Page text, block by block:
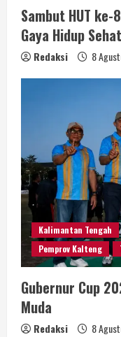
Sambut HUT ke-
Gaya Hidup
Redaksi 8
Kalimantan Tengah
Pemprov Kalteng
Gubernur Cup
Muda
Redaksi 8